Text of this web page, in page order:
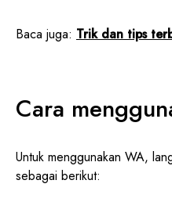
Baca juga: Trik dan tips
Cara
Untuk menggunakan WA,
sebagai berikut: